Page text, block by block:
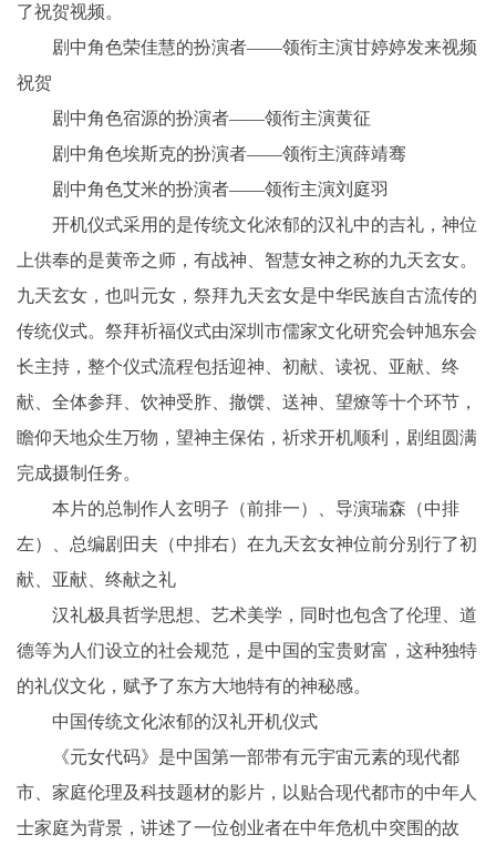
了祝贺视频。
剧中角色荣佳慧的扮演者——领衔主演甘婷婷发来视频
祝贺
剧中角色宿源的扮演者——领衔主演黄征
剧中角色埃斯克的扮演者——领衔主演薛靖骞
剧中角色艾米的扮演者——领衔主演刘庭羽
开机仪式采用的是传统文化浓郁的汉礼中的吉礼，神位
上供奉的是黄帝之师，有战神、智慧女神之称的九天玄女。
九天玄女，也叫元女，祭拜九天玄女是中华民族自古流传的
传统仪式。祭拜祈福仪式由深圳市儒家文化研究会钟旭东会
长主持，整个仪式流程包括迎神、初献、读祝、亚献、终
献、全体参拜、饮神受胙、撤馔、送神、望燎等十个环节，
瞻仰天地众生万物，望神主保佑，祈求开机顺利，剧组圆满
完成摄制任务。
本片的总制作人玄明子（前排一）、导演瑞森（中排
左）、总编剧田夫（中排右）在九天玄女神位前分别行了初
献、亚献、终献之礼
汉礼极具哲学思想、艺术美学，同时也包含了伦理、道
德等为人们设立的社会规范，是中国的宝贵财富，这种独特
的礼仪文化，赋予了东方大地特有的神秘感。
中国传统文化浓郁的汉礼开机仪式
《元女代码》是中国第一部带有元宇宙元素的现代都
市、家庭伦理及科技题材的影片，以贴合现代都市的中年人
士家庭为背景，讲述了一位创业者在中年危机中突围的故